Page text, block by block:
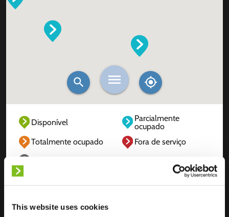
This website uses cookies
Disponível
Parcialmente
ocupado
Totalmente ocupado
Fora de serviço